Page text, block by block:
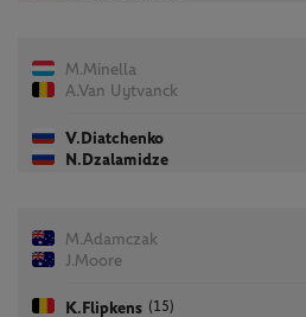
M.Minella
A.Van Uytvanck
V.Diatchenko
N.Dzalamidze
M.Adamczak
J.Moore
K.Flipkens (15)